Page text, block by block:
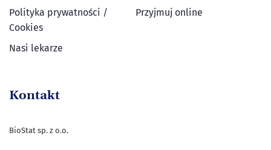
Polityka prywatności /
Cookies
Nasi lekarze
Przyjmuj online
Kontakt
BioStat sp. z o.o.